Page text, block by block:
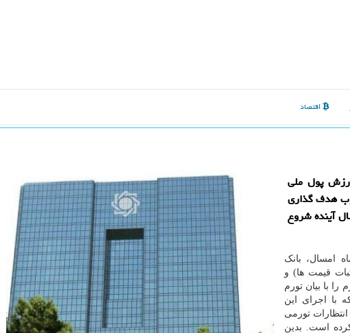
اقتصاد
پول ملی
هدف گذاری
برای یك سال آینده شروع
امسال، بانک
قیمت ها) و
با بیان تورم
که با اجرای این
تورمی
است. بدین